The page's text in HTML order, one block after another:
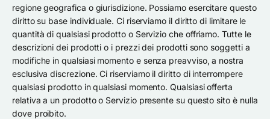
regione geografica o giurisdizione. Possiamo esercitare questo
diritto su base individuale. Ci riserviamo il diritto di limitare le
quantità di qualsiasi prodotto o Servizio che offriamo. Tutte le
descrizioni dei prodotti o i prezzi dei prodotti sono soggetti a
modifiche in qualsiasi momento e senza preavviso, a nostra
esclusiva discrezione. Ci riserviamo il diritto di interrompere
qualsiasi prodotto in qualsiasi momento. Qualsiasi offerta
relativa a un prodotto o Servizio presente su questo sito è nulla
dove proibito.